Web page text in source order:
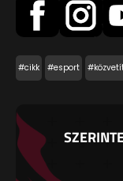
#cikk #esport